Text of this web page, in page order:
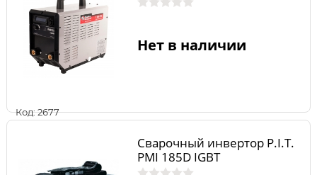
Код: 2677
Нет в наличии
Сварочный инвертор P.I.T.
РМI 185D IGBT